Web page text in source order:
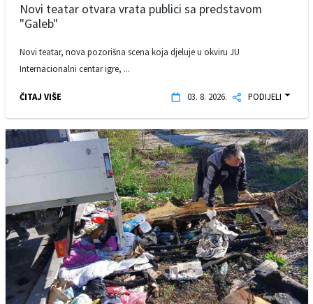
Novi teatar otvara vrata publici sa predstavom
"Galeb"
Novi teatar, nova pozorišna scena koja djeluje u okviru JU
Internacionalni centar igre, ...
ČITAJ VIŠE 03. 8. 2026. PODIJELI